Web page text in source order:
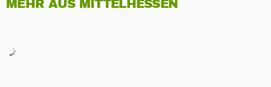
MEHR AUS MITTELHESSEN